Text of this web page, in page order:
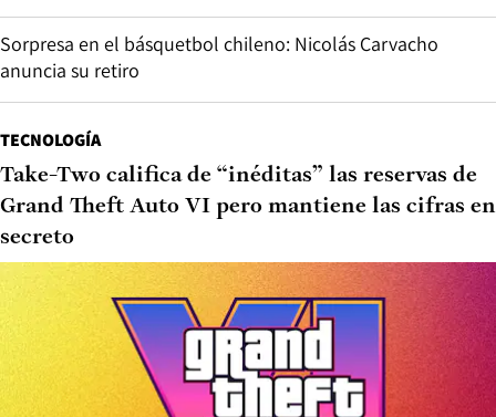
Sorpresa en el básquetbol chileno: Nicolás Carvacho
anuncia su retiro
TECNOLOGÍA
Take-Two califica de “inéditas” las reservas de
Grand Theft Auto VI pero mantiene las cifras en
secreto